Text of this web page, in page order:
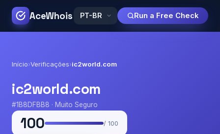
AceWhois Run a Free Check
Início›Verificações›ic2world.com
ic2world.com
#1B8DFBB8 · Muito Seguro
100 / 100